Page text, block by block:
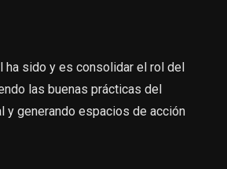
ha sido y es consolidar el rol del
las buenas prácticas del
y generando espacios de acción